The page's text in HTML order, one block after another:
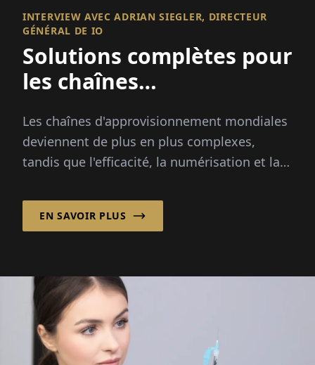
INTERVIEW AVEC ADRIAN SIEGLER, DIRECTEUR
GÉNÉRAL DE IO
Solutions complètes pour
les chaînes
complexes
Les chaînes d'approvisionnement mondiales
deviennent de plus en plus complexes,
tandis que l'efficacité, la numérisation et la
EN SAVOIR PLUS